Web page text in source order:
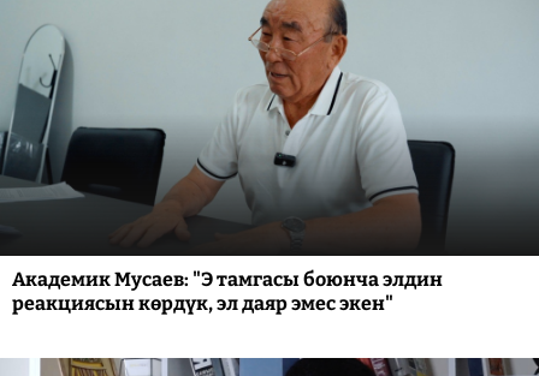
Академик Мусаев: "Э тамгасы боюнча элдин
реакциясын көрдүк, эл даяр эмес экен"